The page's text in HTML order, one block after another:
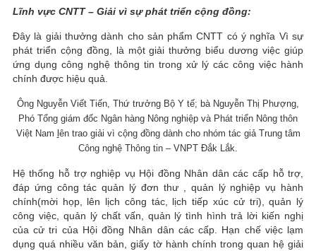
Lĩnh vực CNTT – Giải vì sự phát triển cộng đồng:
Đây là giải thưởng dành cho sản phẩm CNTT có ý nghĩa Vì sự
phát triển cộng đồng, là một giải thưởng biểu dương việc giúp
ứng dụng công nghệ thông tin trong xử lý các công việc hành
chính được hiệu quả.
Ông Nguyễn Viết Tiến, Thứ trưởng Bộ Y tế; bà Nguyễn Thị Phượng,
Phó Tổng giám đốc Ngân hàng Nông nghiệp và Phát triển Nông thôn
Việt Nam ên trao giải vì cộng đồng dành cho nhóm tác giả Trung tâm
Công nghệ Thông tin – VNPT Đắk Lắk.
Hệ thống hỗ trợ nghiệp vụ Hội đồng Nhân dân các cấp hỗ trợ,
đáp ứng công tác quản lý đơn thư , quản lý nghiệp vụ hành
chính(mời họp, lên lịch công tác, lịch tiếp xúc cử tri), quản lý
công việc, quản lý chất vấn, quản lý tình hình trả lời kiến nghị
của cử tri của Hội đồng Nhân dân các cấp. Hạn chế việc lạm
dụng quá nhiều văn bản, giấy tờ hành chính trong quan hệ giải